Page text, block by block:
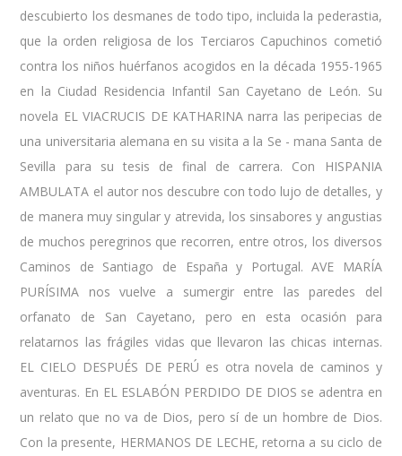
descubierto los desmanes de todo tipo, incluida la pederastia,
que la orden religiosa de los Terciaros Capuchinos cometió
contra los niños huérfanos acogidos en la década 1955-1965
en la Ciudad Residencia Infantil San Cayetano de León. Su
novela EL VIACRUCIS DE KATHARINA narra las peripecias de
una universitaria alemana en su visita a la Se - mana Santa de
Sevilla para su tesis de final de carrera. Con HISPANIA
AMBULATA el autor nos descubre con todo lujo de detalles, y
de manera muy singular y atrevida, los sinsabores y angustias
de muchos peregrinos que recorren, entre otros, los diversos
Caminos de Santiago de España y Portugal. AVE MARÍA
PURÍSIMA nos vuelve a sumergir entre las paredes del
orfanato de San Cayetano, pero en esta ocasión para
relatarnos las frágiles vidas que llevaron las chicas internas.
EL CIELO DESPUÉS DE PERÚ es otra novela de caminos y
aventuras. En EL ESLABÓN PERDIDO DE DIOS se adentra en
un relato que no va de Dios, pero sí de un hombre de Dios.
Con la presente, HERMANOS DE LECHE, retorna a su ciclo de